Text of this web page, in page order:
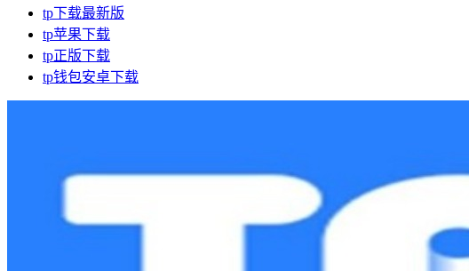
tp下载最新版
tp苹果下载
tp正版下载
tp钱包安卓下载